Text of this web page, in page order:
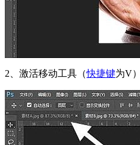
2、激活移动工具（快捷键为V